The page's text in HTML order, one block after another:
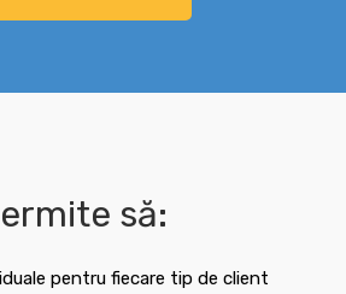
să:
pentru fiecare tip de client